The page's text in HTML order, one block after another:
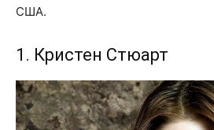
США.
1. Кристен Стюарт